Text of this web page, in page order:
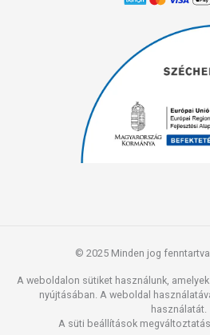
© 2025 Minden jog
A weboldalon sütiket használunk,
nyújtásában. A weboldal
használatát.
A süti beállítások